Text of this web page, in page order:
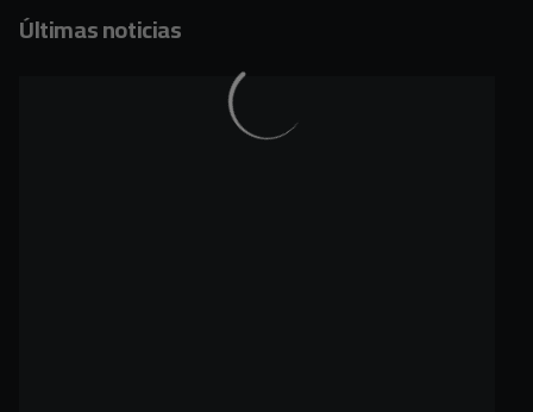
Últimas noticias